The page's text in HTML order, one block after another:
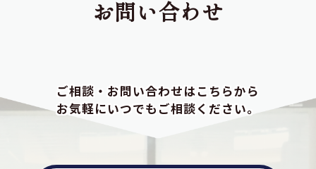
お問い合わせ
ご相談・お問い合わせはこちらから
お気軽にいつでもご相談ください。